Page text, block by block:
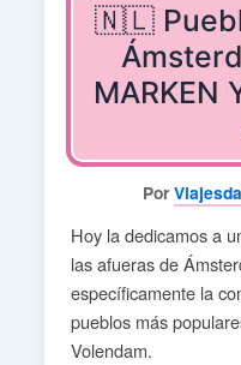
🇳🇱
MARKEN
Por
Hoy la dedicamos a
las afueras de
específicamente la
pueblos más
Volendam.